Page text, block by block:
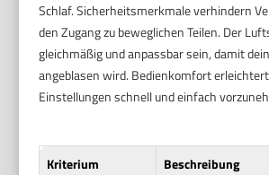
Schlaf. Sicherheitsmerkmale verhindern
den Zugang zu beweglichen Teilen. Der
gleichmäßig und anpassbar sein, damit
angeblasen wird. Bedienkomfort
Einstellungen schnell und einfach
Kriterium
Beschreibung